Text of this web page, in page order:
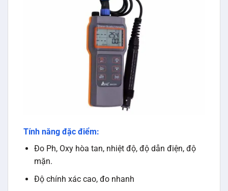
Tính năng đặc điểm:
Đo Ph, Oxy hòa tan, nhiệt độ, độ dẫn điện, độ
mặn.
Độ chính xác cao, đo nhanh